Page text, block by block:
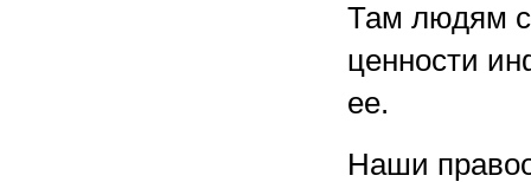
Там людям
ценности
ее.
Наши